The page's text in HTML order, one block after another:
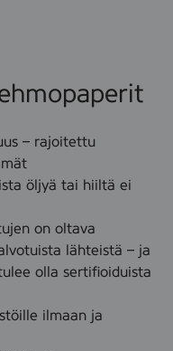
– rajoitettu
öljyä tai hiiltä ei
on oltava
lähteistä – ja
olla sertifioiduista
ilmaan ja